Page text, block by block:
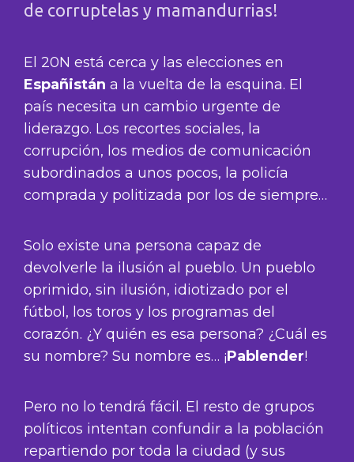
de corruptelas y mamandurrias!
El 20N está cerca y las elecciones en
Españistán a la vuelta de la esquina. El
país necesita un cambio urgente de
liderazgo. Los recortes sociales, la
corrupción, los medios de comunicación
subordinados a unos pocos, la policía
comprada y politizada por los de siempre…
Solo existe una persona capaz de
devolverle la ilusión al pueblo. Un pueblo
oprimido, sin ilusión, idiotizado por el
fútbol, los toros y los programas del
corazón. ¿Y quién es esa persona? ¿Cuál es
su nombre? Su nombre es… ¡Pablender!
Pero no lo tendrá fácil. El resto de grupos
políticos intentan confundir a la población
repartiendo por toda la ciudad (y sus